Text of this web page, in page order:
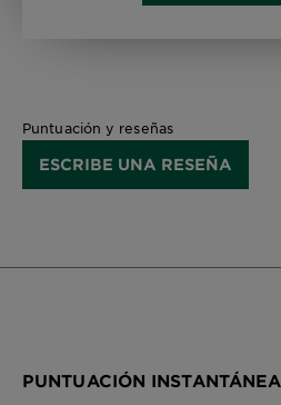
Puntuación y reseñas
ESCRIBE UNA RESEÑA
PUNTUACIÓN INSTANTÁNEA